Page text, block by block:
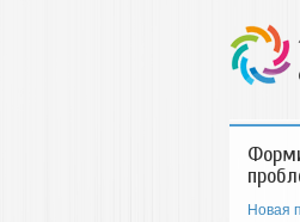
Новая